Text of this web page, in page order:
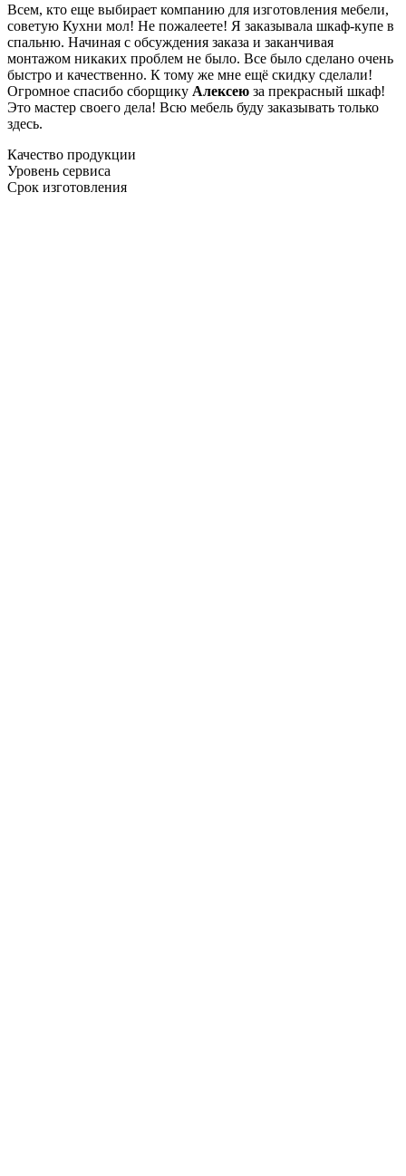
Всем, кто еще выбирает компанию для изготовления мебели,
советую Кухни мол! Не пожалеете! Я заказывала шкаф-купе в
спальню. Начиная с обсуждения заказа и заканчивая
монтажом никаких проблем не было. Все было сделано очень
быстро и качественно. К тому же мне ещё скидку сделали!
Огромное спасибо сборщику Алексею за прекрасный шкаф!
Это мастер своего дела! Всю мебель буду заказывать только
здесь.
Качество продукции
Уровень сервиса
Срок изготовления